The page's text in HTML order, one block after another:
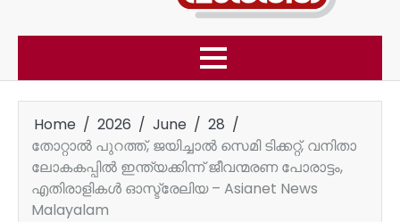
Home 2026 June
28
തോറ്റാല്‍ പുറത്ത്, ജയിച്ചാല്‍ സെമി ടിക്കറ്റ്, വനിതാ
ലോകകപ്പിൽ ഇന്ത്യക്കിന്ന് ജീവന്മരണ പോരാട്ടം,
എതിരാളികള്‍ ഓസ്ട്രേലിയ – Asianet News
Malayalam